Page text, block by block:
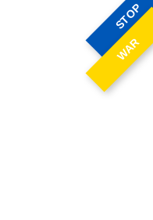
STOP
WAR